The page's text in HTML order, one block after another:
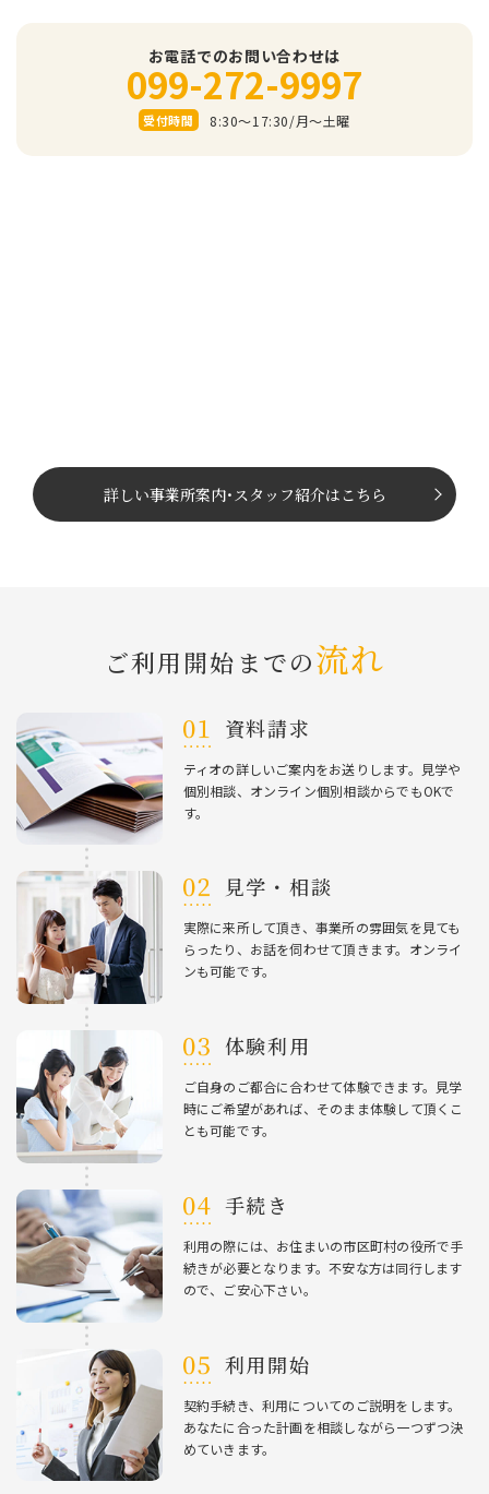
お電話でのお問い合わせは
099-272-9997
受付時間 8:30～17:30/⽉〜⼟曜
詳しい事業所案内･ スタッフ紹介はこちら
ご利⽤開始までの流れ
資料請求
ティオの詳しいご案内をお送りします。⾒学や
個別相談、オンライン個別相談からでもOKで
す。
⾒学・相談
実際に来所して頂き、事業所の雰囲気を⾒ても
らったり、お話を伺わせて頂きます。オンライ
ンも可能です。
体験利⽤
ご⾃⾝のご都合に合わせて体験できます。⾒学
時にご希望があれば、そのまま体験して頂くこ
とも可能です。
⼿続き
利⽤の際には、お住まいの市区町村の役所で⼿
続きが必要となります。不安な⽅は同⾏します
ので、ご安⼼下さい。
利⽤開始
契約⼿続き、利⽤についてのご説明をします。
あなたに合った計画を相談しながら⼀つずつ決
めていきます。